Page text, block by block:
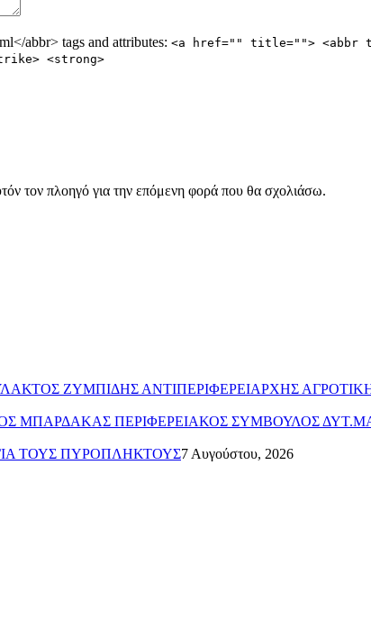
abbr> tags and attributes: <a href="" title=""> <abbr
<strong>
τον πλοηγό για την επόμενη φορά που θα σχολιάσω.
ΖΥΜΠΙΔΗΣ ΑΝΤΙΠΕΡΙΦΕΡΕΙΑΡΧΗΣ
ΜΠΑΡΔΑΚΑΣ ΠΕΡΙΦΕΡΕΙΑΚΟΣ ΣΥΜΒΟΥΛΟΣ
ΤΟΥΣ ΠΥΡΟΠΛΗΚΤΟΥΣ7 Αυγούστου, 2026